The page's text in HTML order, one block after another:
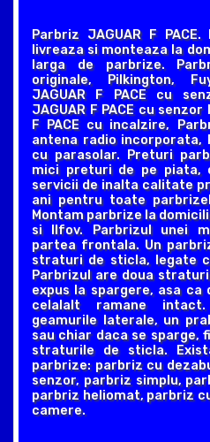
Parbriz JAGUAR F
livreaza si monteaza la
larga de parbrize.
originale, Pilkington,
JAGUAR F PACE cu
JAGUAR F PACE cu
F PACE cu incalzire,
antena radio incorporata,
cu parasolar. Preturi
mici preturi de pe piata,
servicii de inalta calitate
ani pentru toate
Montam parbrize la
si Ilfov. Parbrizul unei
partea frontala. Un
straturi de sticla, legate
Parbrizul are doua
expus la spargere, asa
celalalt ramane
geamurile laterale, un
sau chiar daca se
straturile de sticla.
parbrize: parbriz cu
senzor, parbriz simplu,
parbriz heliomat, parbriz
camere.